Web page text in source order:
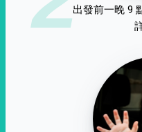
出發前一晚 9